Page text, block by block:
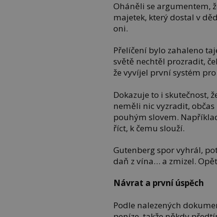
Oháněli se argumentem,
majetek, který dostal v
oni.
Přelíčení bylo zahaleno
světě nechtěl prozradit,
že vyvíjel první systém
Dokazuje to i skutečnost,
neměli nic vyzradit,
pouhým slovem.
říct, k čemu slouží.
Gutenberg spor vyhrál,
daň z vína… a zmizel.
Návrat a první úspěch
Podle nalezených